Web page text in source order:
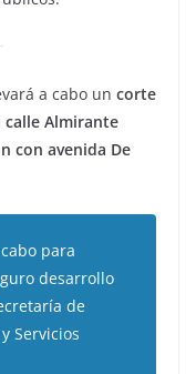
a cabo un corte
calle Almirante
con avenida De
para
desarrollo
de
Servicios